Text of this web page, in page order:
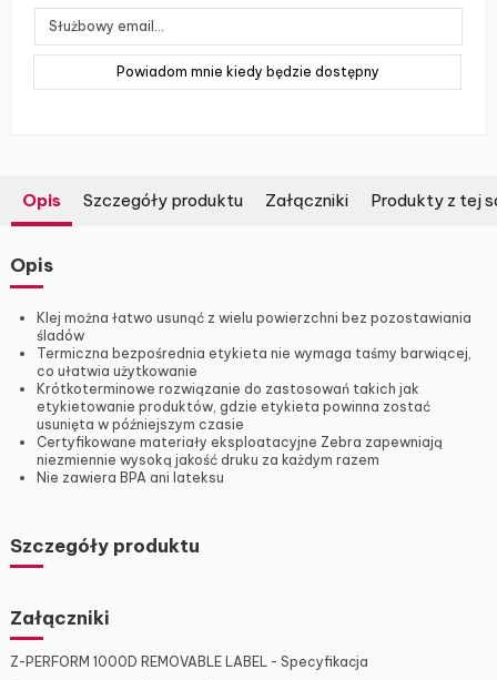
Opis Szczegóły produktu Załączniki Produkty z tej
Opis
Klej można łatwo usunąć z wielu powierzchni bez pozostawiania
śladów
Termiczna bezpośrednia etykieta nie wymaga taśmy barwiącej,
co ułatwia użytkowanie
Krótkoterminowe rozwiązanie do zastosowań takich jak
etykietowanie produktów, gdzie etykieta powinna zostać
usunięta w późniejszym czasie
Certyfikowane materiały eksploatacyjne Zebra zapewniają
niezmiennie wysoką jakość druku za każdym razem
Nie zawiera BPA ani lateksu
Szczegóły produktu
Załączniki
Z-PERFORM 1000D REMOVABLE LABEL - Specyfikacja